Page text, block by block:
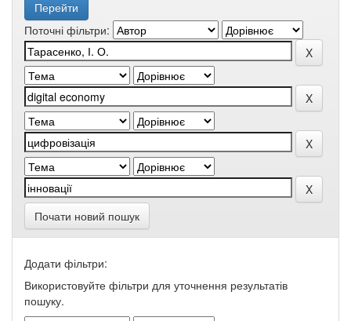
Поточні фільтри:
Почати новий пошук
Додати фільтри:
Використовуйте фільтри для уточнення результатів
пошуку.